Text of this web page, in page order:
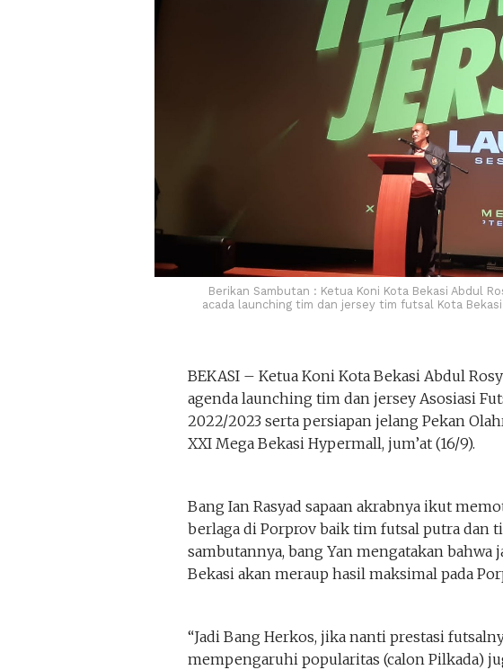
Berikan Sambutan : Ketua Koni Kota Bekasi Abdul
acada launching tim dan jersey tim futsal Kota
BEKASI – Ketua Koni Kota Bekasi Abdul
agenda launching tim dan jersey Asosiasi
2022/2023 serta persiapan jelang Pekan
XXI Mega Bekasi Hypermall, jum’at (16/9).
Bang Ian Rasyad sapaan akrabnya ikut
berlaga di Porprov baik tim futsal putra dan
sambutannya, bang Yan mengatakan bahwa
Bekasi akan meraup hasil maksimal pada
“Jadi Bang Herkos, jika nanti prestasi
mempengaruhi popularitas (calon Pilkada)